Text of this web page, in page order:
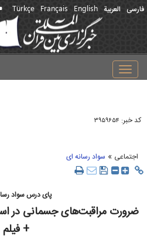
فارسی العربیة English
Français
Türkçe
Toggle
navigation
کد خبر: ۳۹۵۹۶۵۴
اجتماعی » سواد رسانه ای
پای درس سواد
ضرورت مراقبت‌‌های جسمانی در
+ فیلم